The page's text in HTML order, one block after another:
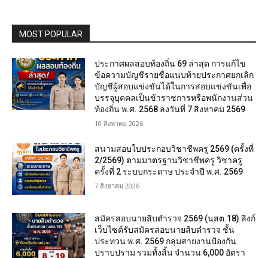
MOST POPULAR
ประกาศผลสอบท้องถิ่น 69 ล่าสุด การแก้ไข
ข้อความบัญชีรายชื่อแนบท้ายประกาศยกเลิก
บัญชีผู้สอบแข่งขันได้ในการสอบแข่งขันเพื่อ
บรรจุบุคคลเป็นข้าราชการหรือพนักงานส่วน
ท้องถิ่น พ.ศ. 2568 ลงวันที่ 7 สิงหาคม 2569
10 สิงหาคม 2026
สนามสอบใบประกอบวิชาชีพครู 2569 (ครั้งที่
2/2569) ตามมาตรฐานวิชาชีพครู วิชาครู
ครั้งที่ 2 ระบบกระดาษ ประจำปี พ.ศ. 2569
7 สิงหาคม 2026
สมัครสอบนายสิบตำรวจ 2569 (นสต.18) ลิงก์
เว็บไซต์รับสมัครสอบนายสิบตำรวจ ชั้น
ประทวน พ.ศ. 2569 กลุ่มสายงานป้องกัน
ปราบปราม รวมทั้งสิ้น จำนวน 6,000 อัตรา